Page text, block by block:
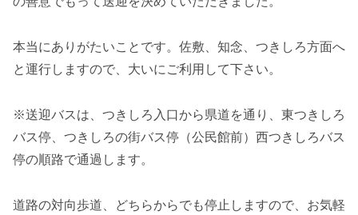
本当にありがたいことです。佐敷、知念、つきしろ方面へ
と運行しますので、大いにご利用して下さい。
※送迎バスは、つきしろ入口から県道を通り、東つきしろ
バス停、つきしろの街バス停（公民館前）西つきしろバス
停の順路で通過します。
道路の対向歩道、どちらからでも停止しますので、お気軽